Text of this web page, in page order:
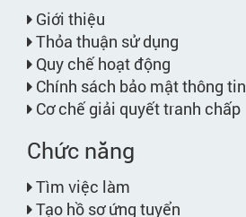
Giới thiệu
Thỏa thuận sử dụng
Quy chế hoạt động
Chính sách bảo mật thông tin
Cơ chế giải quyết tranh chấp
Chức năng
Tìm việc làm
Tạo hồ sơ ứng tuyển